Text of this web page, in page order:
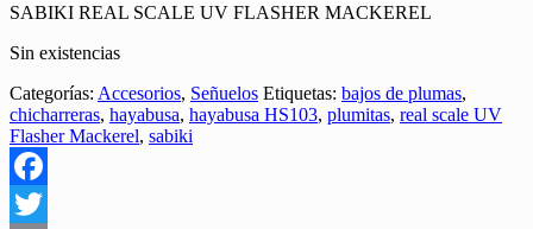
SABIKI REAL SCALE UV FLASHER MACKEREL
Sin existencias
Categorías: Accesorios, Señuelos Etiquetas: bajos de plumas,
chicharreras, hayabusa, hayabusa HS103, plumitas, real scale UV
Flasher Mackerel, sabiki
Facebook